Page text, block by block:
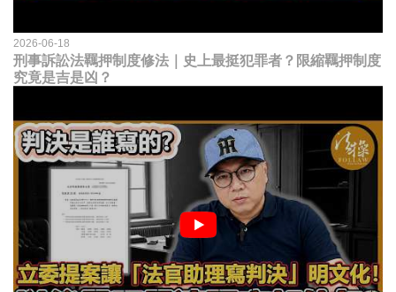
2026-06-18
刑事訴訟法羈押制度修法｜史上最挺犯罪者？限縮羈押制度
究竟是吉是凶？